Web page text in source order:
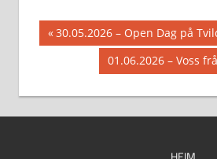
Previous
Post:
30.05.2026 – Open Dag på
Next
Post:
01.06.2026 – Voss